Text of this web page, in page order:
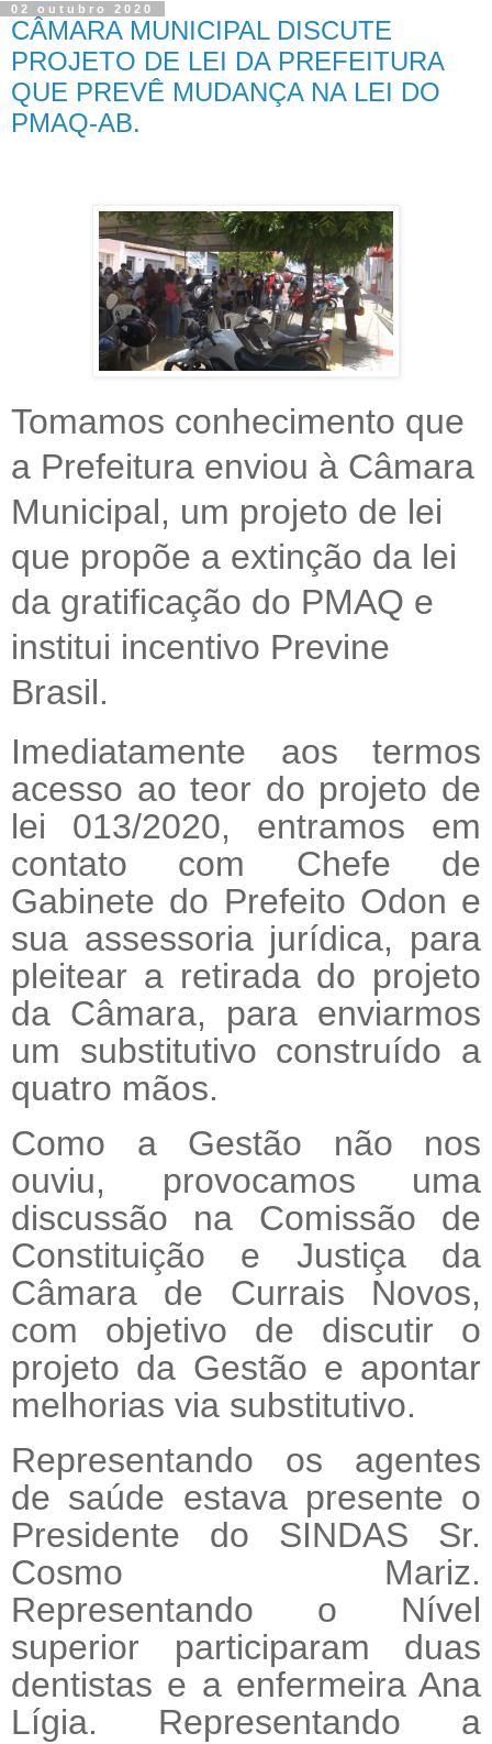
02 outubro 2020
CÂMARA MUNICIPAL DISCUTE
PROJETO DE LEI DA PREFEITURA
QUE PREVÊ MUDANÇA NA LEI DO
PMAQ-AB.
Tomamos conhecimento que
a Prefeitura enviou à Câmara
Municipal, um projeto de lei
que propõe a extinção da lei
da gratificação do PMAQ e
institui incentivo Previne
Brasil.
Imediatamente aos termos
acesso ao teor do projeto de
lei 013/2020, entramos em
contato com Chefe de
Gabinete do Prefeito Odon e
sua assessoria jurídica, para
pleitear a retirada do projeto
da Câmara, para enviarmos
um substitutivo construído a
quatro mãos.
Como a Gestão não nos
ouviu, provocamos uma
discussão na Comissão de
Constituição e Justiça da
Câmara de Currais Novos,
com objetivo de discutir o
projeto da Gestão e apontar
melhorias via substitutivo.
Representando os agentes
de saúde estava presente o
Presidente do SINDAS Sr.
Cosmo Mariz.
Representando o Nível
superior participaram duas
dentistas e a enfermeira Ana
Lígia. Representando a